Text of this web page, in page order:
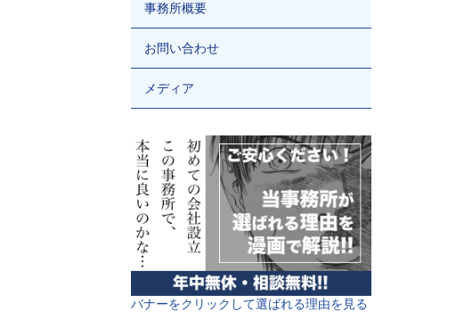
事務所概要
お問い合わせ
メディア
バナーをクリックして選ばれる理由を見る